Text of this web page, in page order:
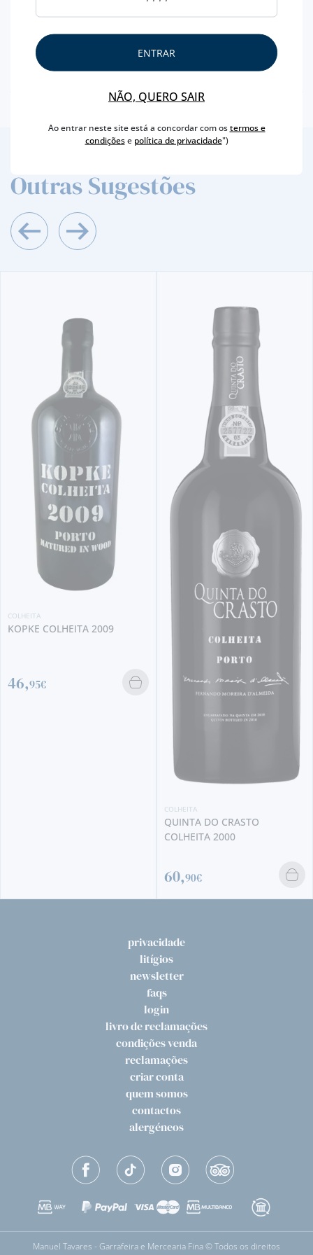
PRODUTOR
SYMINGTON FAMILY
TEOR ALCOÓLICO 20 %
Outras Sugestões
COLHEITA
KOPKE COLHEITA 2009
46,95€
COLHEITA
QUINTA DO CRASTO
COLHEITA 2000
60,90€
privacidade
litígios
newsletter
faqs
login
livro de reclamações
condições venda
reclamações
criar conta
quem somos
contactos
alergéneos
Manuel Tavares - Garrafeira e Mercearia Fina © Todos os direitos
ENTRAR
NÃO, QUERO SAIR
Ao entrar neste site está a concordar com ostermos e
condiçõese política de privacidade")